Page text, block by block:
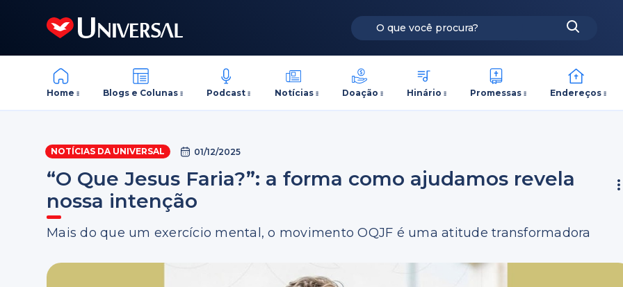
Home Blogs e Colunas Podcast Notícias Doação Hinário Promessas Endereços
NOTÍCIAS DA UNIVERSAL 01/12/2025
“O Que Jesus Faria?”: a forma como ajudamos revela
nossa intenção
Mais do que um exercício mental, o movimento OQJF é uma atitude transformadora